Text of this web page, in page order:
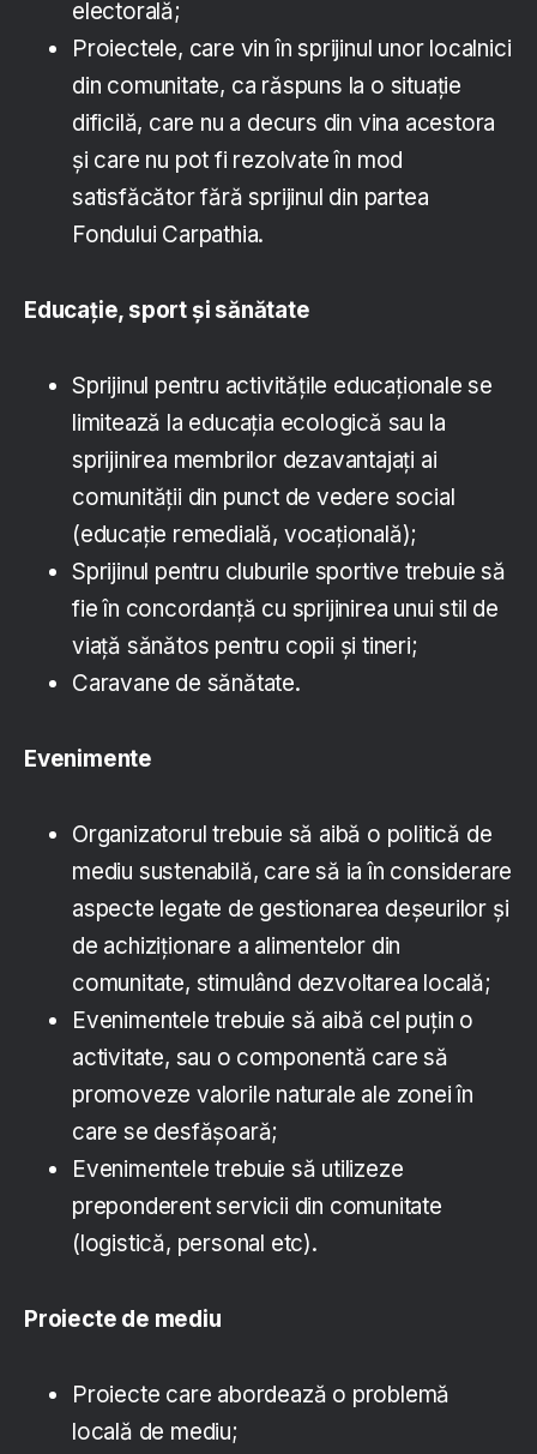
electorală;
Proiectele, care vin în sprijinul unor localnici
din comunitate, ca răspuns la o situație
dificilă, care nu a decurs din vina acestora
și care nu pot fi rezolvate în mod
satisfăcător fără sprijinul din partea
Fondului Carpathia.
Educație, sport și sănătate
Sprijinul pentru activitățile educaționale se
limitează la educația ecologică sau la
sprijinirea membrilor dezavantajați ai
comunității din punct de vedere social
(educație remedială, vocațională);
Sprijinul pentru cluburile sportive trebuie să
fie în concordanță cu sprijinirea unui stil de
viață sănătos pentru copii și tineri;
Caravane de sănătate.
Evenimente
Organizatorul trebuie să aibă o politică de
mediu sustenabilă, care să ia în considerare
aspecte legate de gestionarea deșeurilor și
de achiziționare a alimentelor din
comunitate, stimulând dezvoltarea locală;
Evenimentele trebuie să aibă cel puțin o
activitate, sau o componentă care să
promoveze valorile naturale ale zonei în
care se desfășoară;
Evenimentele trebuie să utilizeze
preponderent servicii din comunitate
(logistică, personal etc).
Proiecte de mediu
Proiecte care abordează o problemă
locală de mediu;